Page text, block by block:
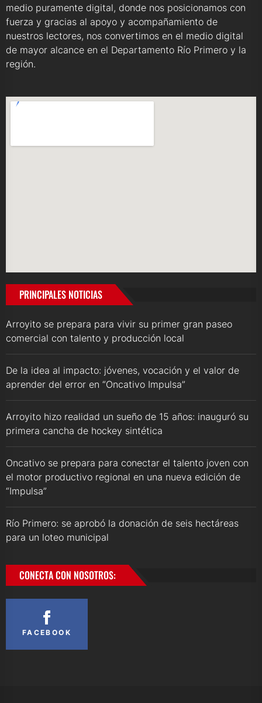
medio puramente digital, donde nos posicionamos con
fuerza y gracias al apoyo y acompañamiento de
nuestros lectores, nos convertimos en el medio digital
de mayor alcance en el Departamento Río Primero y la
región.
PRINCIPALES NOTICIAS
Arroyito se prepara para vivir su primer gran paseo
comercial con talento y producción local
De la idea al impacto: jóvenes, vocación y el valor de
aprender del error en “Oncativo Impulsa”
Arroyito hizo realidad un sueño de 15 años: inauguró su
primera cancha de hockey sintética
Oncativo se prepara para conectar el talento joven con
el motor productivo regional en una nueva edición de
“Impulsa”
Río Primero: se aprobó la donación de seis hectáreas
para un loteo municipal
CONECTA CON NOSOTROS:
FACEBOOK